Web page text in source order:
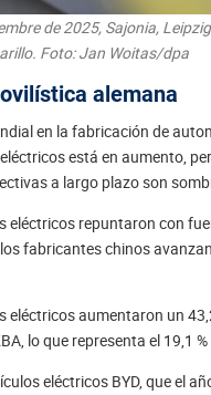
de 2025, Sajonia,
Foto: Jan Woitas/dpa
alemana
en la fabricación de
está en aumento,
a largo plazo son
eléctricos repuntaron con
fabricantes chinos
eléctricos aumentaron un
lo que representa el 19,1
eléctricos BYD, que el